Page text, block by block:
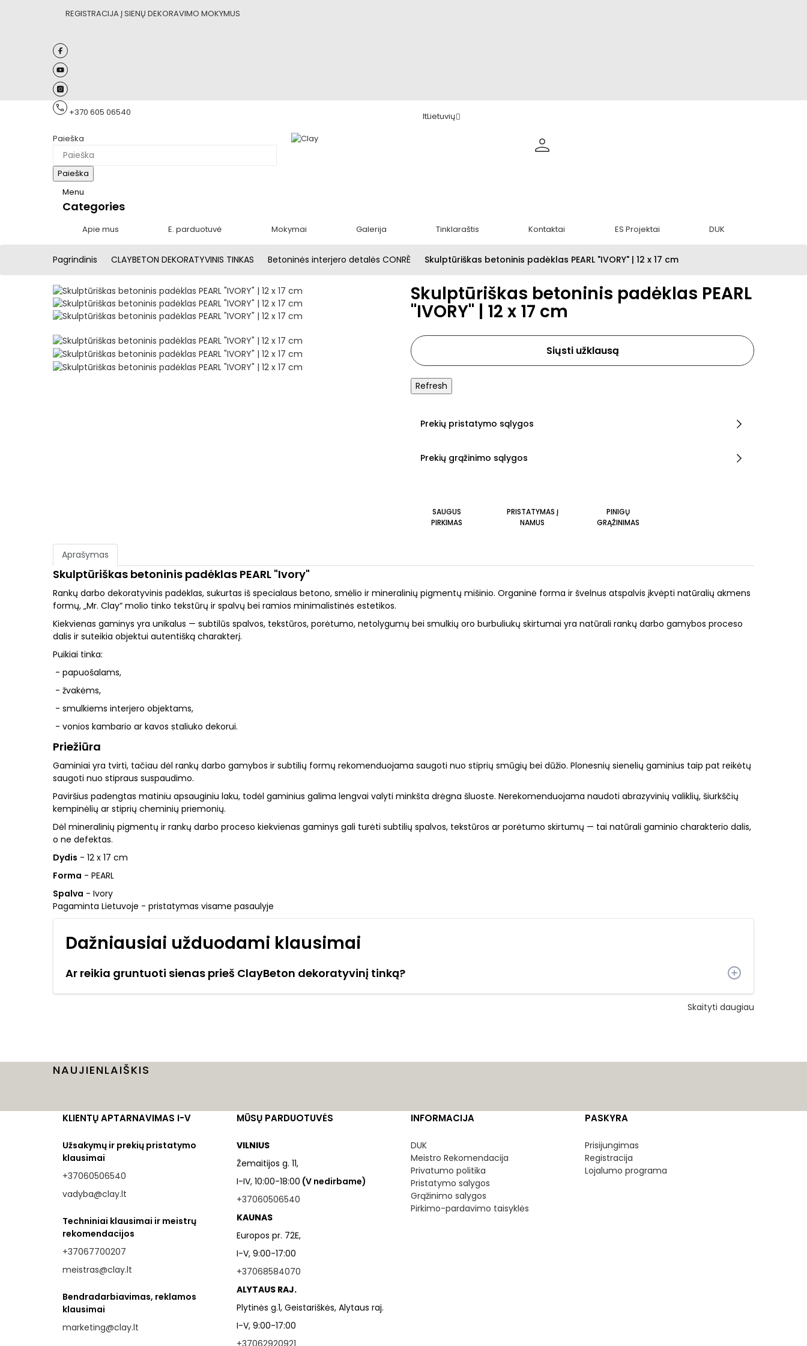
REGISTRACIJA Į SIENŲ DEKORAVIMO MOKYMUS
+370 605 06540 ltLietuvių
Paieška
Paieška
Menu
Categories
Apie mus E. parduotuvė Mokymai Galerija Tinklaraštis Kontaktai ES Projektai DUK
Pagrindinis CLAYBETON DEKORATYVINIS TINKAS Betoninės interjero detalės CONRÈ Skulptūriškas betoninis padėklas PEARL "IVORY" | 12 x 17 cm
Skulptūriškas betoninis padėklas PEARL
"IVORY" | 12 x 17 cm
Siųsti užklausą
Prekių pristatymo sąlygos
Prekių grąžinimo sąlygos
SAUGUS
PIRKIMAS
PRISTATYMAS Į
NAMUS
PINIGŲ
GRĄŽINIMAS
Aprašymas
Skulptūriškas betoninis padėklas PEARL "Ivory"
Rankų darbo dekoratyvinis padėklas, sukurtas iš specialaus betono, smėlio ir mineralinių pigmentų mišinio. Organinė forma ir švelnus atspalvis įkvėpti natūralių akmens
formų, „Mr. Clay“ molio tinko tekstūrų ir spalvų bei ramios minimalistinės estetikos.
Kiekvienas gaminys yra unikalus — subtilūs spalvos, tekstūros, porėtumo, netolygumų bei smulkių oro burbuliukų skirtumai yra natūrali rankų darbo gamybos proceso
dalis ir suteikia objektui autentišką charakterį.
Puikiai tinka:
- papuošalams,
- žvakėms,
- smulkiems interjero objektams,
- vonios kambario ar kavos staliuko dekorui.
Priežiūra
Gaminiai yra tvirti, tačiau dėl rankų darbo gamybos ir subtilių formų rekomenduojama saugoti nuo stiprių smūgių bei dūžio. Plonesnių sienelių gaminius taip pat reikėtų
saugoti nuo stipraus suspaudimo.
Paviršius padengtas matiniu apsauginiu laku, todėl gaminius galima lengvai valyti minkšta drėgna šluoste. Nerekomenduojama naudoti abrazyvinių valiklių, šiurkščių
kempinėlių ar stiprių cheminių priemonių.
Dėl mineralinių pigmentų ir rankų darbo proceso kiekvienas gaminys gali turėti subtilių spalvos, tekstūros ar porėtumo skirtumų — tai natūrali gaminio charakterio dalis,
o ne defektas.
Dydis - 12 x 17 cm
Forma - PEARL
Spalva - Ivory
Pagaminta Lietuvoje - pristatymas visame pasaulyje
Dažniausiai užduodami klausimai
Ar reikia gruntuoti sienas prieš ClayBeton dekoratyvinį tinką?
Skaityti daugiau
NAUJIENLAIŠKIS
KLIENTŲ APTARNAVIMAS I-V
Užsakymų ir prekių pristatymo
klausimai
+37060506540
vadyba@clay.lt
Techniniai klausimai ir meistrų
rekomendacijos
+37067700207
meistras@clay.lt
Bendradarbiavimas, reklamos
klausimai
marketing@clay.lt
MŪSŲ PARDUOTUVĖS
VILNIUS
Žemaitijos g. 11,
I-IV, 10:00-18:00 (V nedirbame)
+37060506540
KAUNAS
Europos pr. 72E,
I-V, 9:00-17:00
+37068584070
ALYTAUS RAJ.
Plytinės g.1, Geistariškės, Alytaus raj.
I-V, 9:00-17:00
+37062920921
INFORMACIJA
DUK
Meistro Rekomendacija
Privatumo politika
Pristatymo salygos
Grąžinimo salygos
Pirkimo-pardavimo taisyklės
PASKYRA
Prisijungimas
Registracija
Lojalumo programa